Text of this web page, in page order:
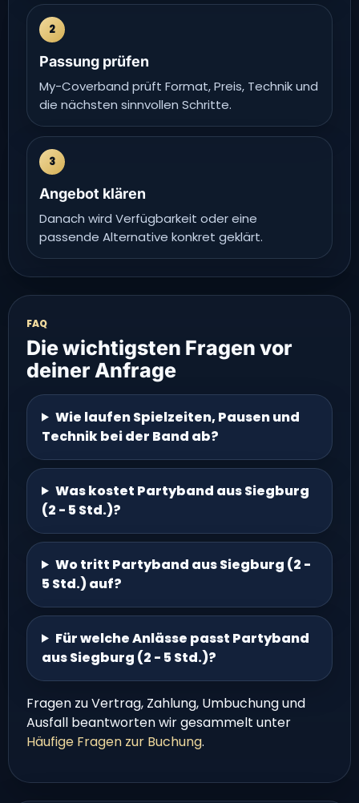
2
Passung prüfen
My-Coverband prüft Format, Preis, Technik und
die nächsten sinnvollen Schritte.
3
Angebot klären
Danach wird Verfügbarkeit oder eine
passende Alternative konkret geklärt.
FAQ
Die wichtigsten Fragen vor
deiner Anfrage
Wie laufen Spielzeiten, Pausen und
Technik bei der Band ab?
Was kostet Partyband aus Siegburg
(2 - 5 Std.)?
Wo tritt Partyband aus Siegburg (2 -
5 Std.) auf?
Für welche Anlässe passt Partyband
aus Siegburg (2 - 5 Std.)?
Fragen zu Vertrag, Zahlung, Umbuchung und
Ausfall beantworten wir gesammelt unter
Häufige Fragen zur Buchung.